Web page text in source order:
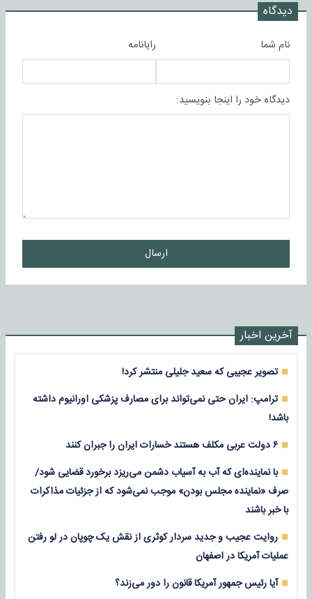
دیدگاه
نام شما رایانامه
دیدگاه خود را اینجا بنویسید:
ارسال
آخرین اخبار
تصویر عجیبی که سعید جلیلی منتشر کرد!
ترامپ: ایران حتی نمی‌تواند برای مصارف پزشکی اورانیوم داشته
باشد!
۶ دولت عربی مکلف هستند خسارات ایران را جبران کنند
با نماینده‌ای که آب به آسیاب دشمن می‌ریزد برخورد قضایی شود/
صرف «نماینده مجلس بودن» موجب نمی‌شود که از جزئیات مذاکرات
با خبر باشند
روایت عجیب و جدید سردار کوثری از نقش یک چوپان در لو رفتن
عملیات آمریکا در اصفهان
آیا رئیس جمهور آمریکا قانون را دور می‌زند؟